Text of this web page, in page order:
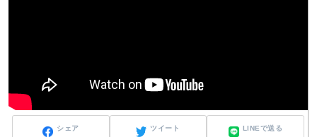
シェア ツイート LINEで送る